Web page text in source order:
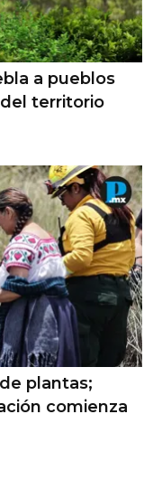
a pueblos
territorio
plantas;
comienza